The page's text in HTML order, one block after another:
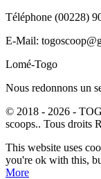
Téléphone (00228)
E-Mail:
Lomé-Togo
Nous redonnons un
© 2018 - 2026 -
scoops.. Tous droits
This website uses
you're ok with this,
More